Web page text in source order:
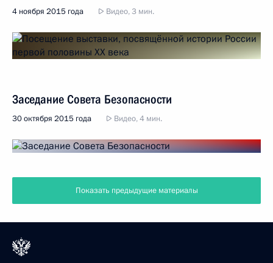
4 ноября 2015 года Видео, 3 мин.
Заседание Совета Безопасности
30 октября 2015 года Видео, 4 мин.
Показать предыдущие материалы